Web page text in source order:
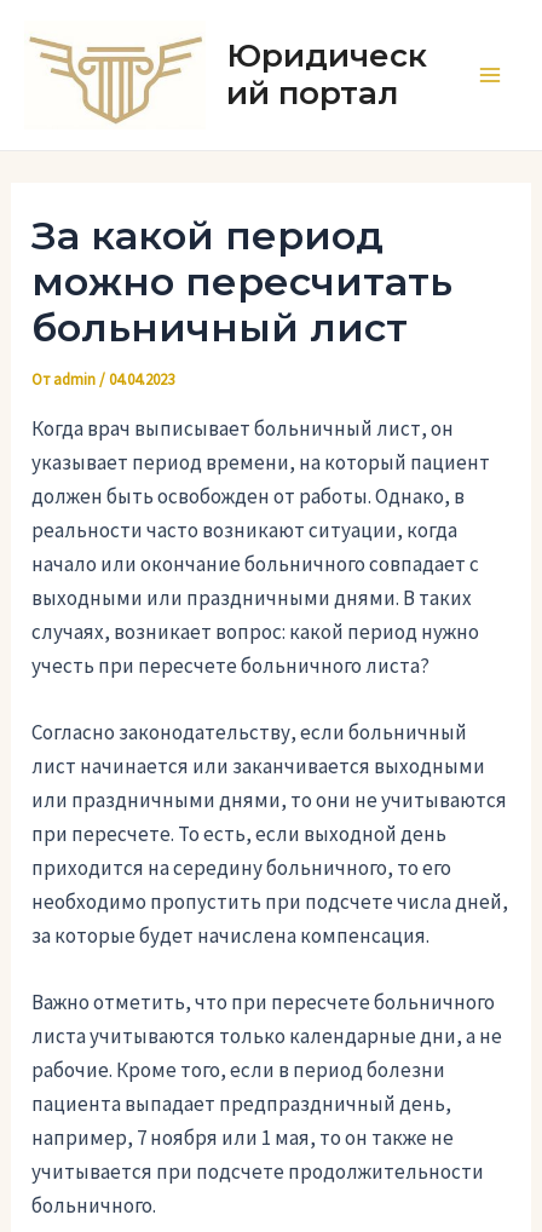
содержимому
Юридическ
ий портал
За какой период
можно пересчитать
больничный лист
Отadmin/04.04.2023
Когда врач выписывает больничный лист, он
указывает период времени, на который пациент
должен быть освобожден от работы. Однако, в
реальности часто возникают ситуации, когда
начало или окончание больничного совпадает с
выходными или праздничными днями. В таких
случаях, возникает вопрос: какой период нужно
учесть при пересчете больничного листа?
Согласно законодательству, если больничный
лист начинается или заканчивается выходными
или праздничными днями, то они не учитываются
при пересчете. То есть, если выходной день
приходится на середину больничного, то его
необходимо пропустить при подсчете числа дней,
за которые будет начислена компенсация.
Важно отметить, что при пересчете больничного
листа учитываются только календарные дни, а не
рабочие. Кроме того, если в период болезни
пациента выпадает предпраздничный день,
например, 7 ноября или 1 мая, то он также не
учитывается при подсчете продолжительности
больничного.